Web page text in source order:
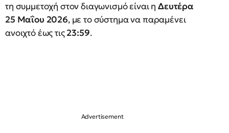
τη συμμετοχή στον διαγωνισμό είναι ηΔευτέρα
25 Μαΐου 2026, με το σύστημα να παραμένει
ανοιχτό έως τις23:59.